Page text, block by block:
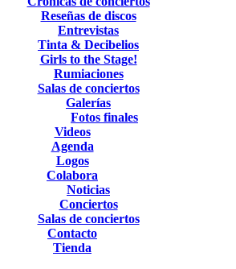
Reseñas de discos
Entrevistas
Tinta & Decibelios
Girls to the Stage!
Rumiaciones
Salas de conciertos
Galerías
Fotos finales
Videos
Agenda
Logos
Colabora
Noticias
Conciertos
Salas de conciertos
Contacto
Tienda